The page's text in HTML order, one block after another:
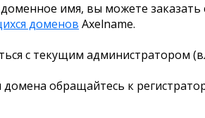
имя, вы можете заказать
доменов Axelname.
с текущим администратором
обращайтесь к